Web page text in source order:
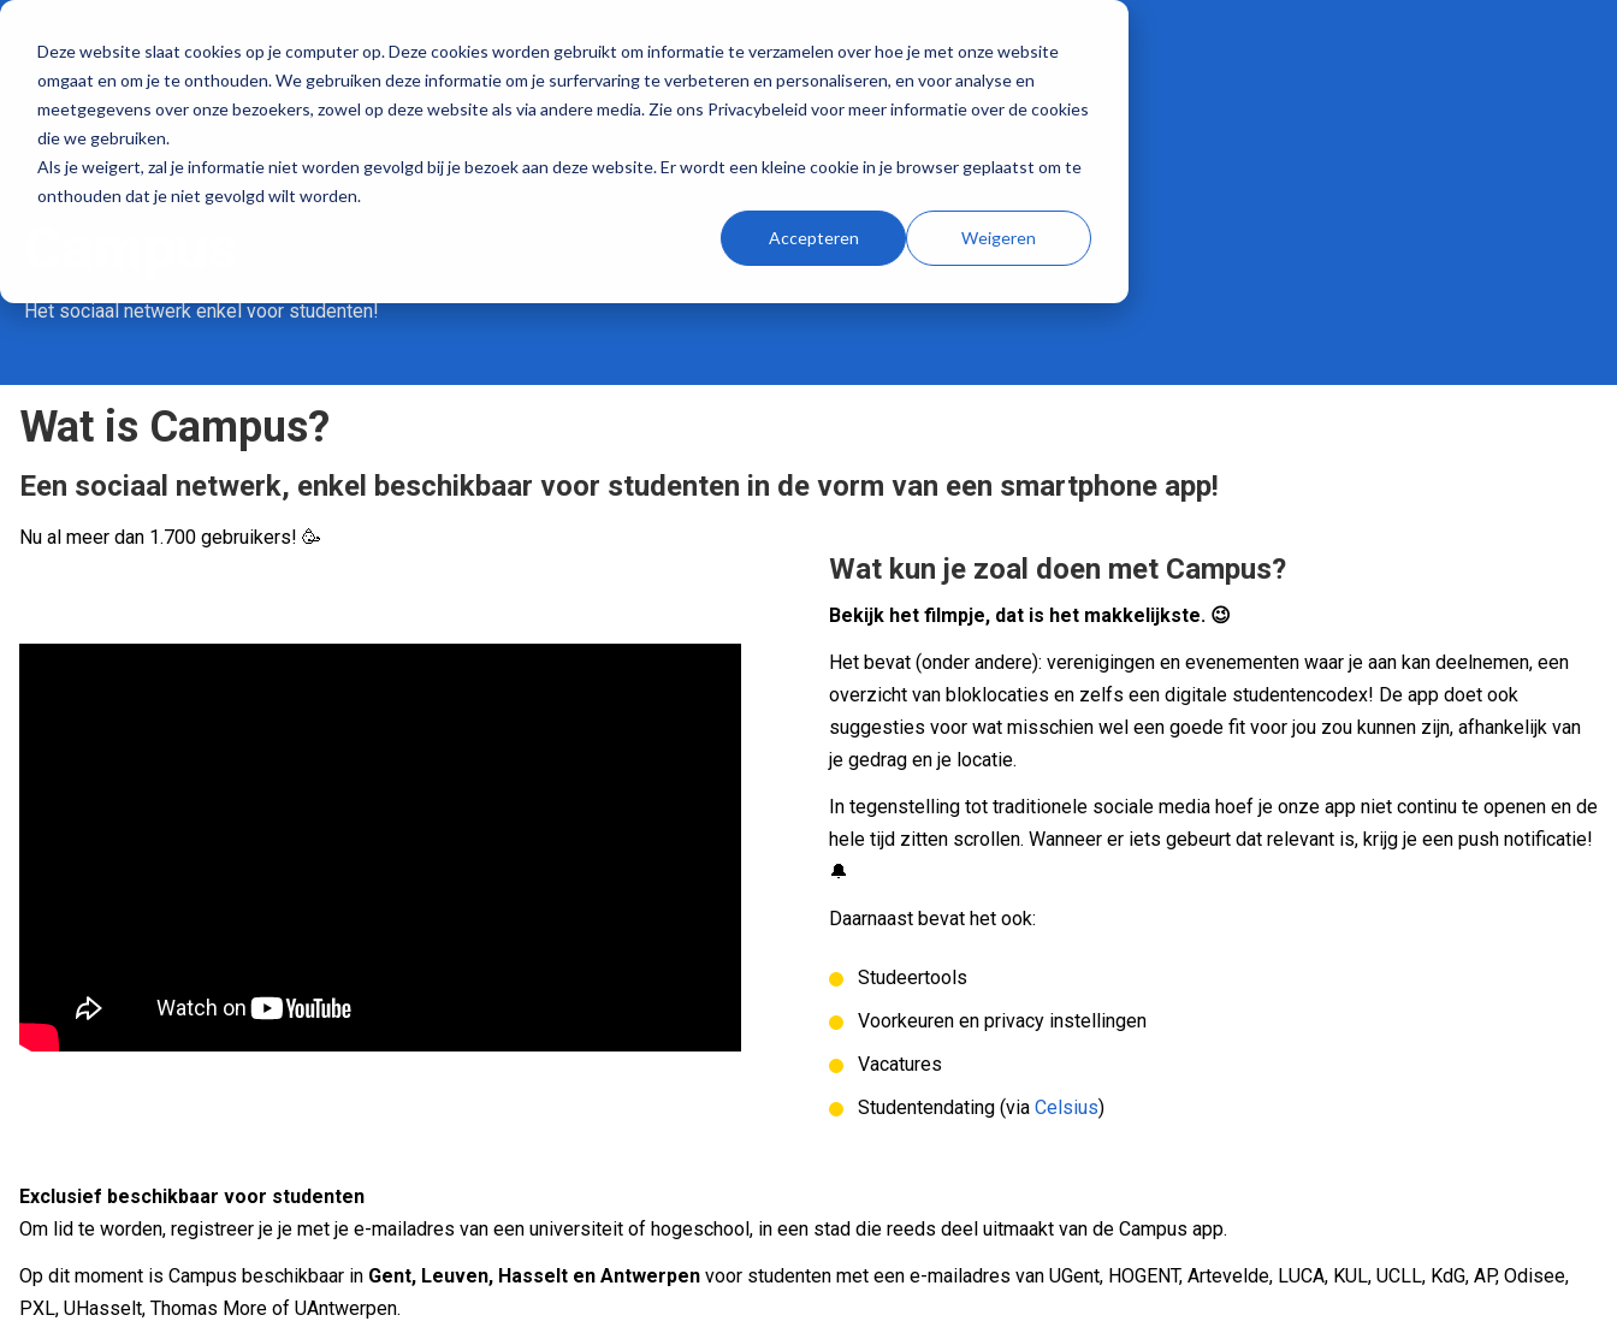
Deze website slaat cookies op je computer op. Deze cookies worden gebruikt om informatie te verzamelen over hoe je met onze website
omgaat en om je te onthouden. We gebruiken deze informatie om je surfervaring te verbeteren en personaliseren, en voor analyse en
meetgegevens over onze bezoekers, zowel op deze website als via andere media. Zie ons Privacybeleid voor meer informatie over de cookies
die we gebruiken.
Als je weigert, zal je informatie niet worden gevolgd bij je bezoek aan deze website. Er wordt een kleine cookie in je browser geplaatst om te
onthouden dat je niet gevolgd wilt worden.
Accepteren Weigeren
Het sociaal netwerk enkel voor studenten!
Wat is Campus?
Een sociaal netwerk, enkel beschikbaar voor studenten in de vorm van een smartphone app!
Nu al meer dan 1.700 gebruikers! 🥳
Wat kun je zoal doen met Campus?
Bekijk het filmpje, dat is het makkelijkste. 😉
Het bevat (onder andere): verenigingen en evenementen waar je aan kan deelnemen, een
overzicht van bloklocaties en zelfs een digitale studentencodex! De app doet ook
suggesties voor wat misschien wel een goede fit voor jou zou kunnen zijn, afhankelijk van
je gedrag en je locatie.
In tegenstelling tot traditionele sociale media hoef je onze app niet continu te openen en de
hele tijd zitten scrollen. Wanneer er iets gebeurt dat relevant is, krijg je een push notificatie!
🔔
Daarnaast bevat het ook:
Studeertools
Voorkeuren en privacy instellingen
Vacatures
Studentendating (via Celsius)
Exclusief beschikbaar voor studenten
Om lid te worden, registreer je je met je e-mailadres van een universiteit of hogeschool, in een stad die reeds deel uitmaakt van de Campus app.
Op dit moment is Campus beschikbaar in Gent, Leuven, Hasselt en Antwerpen voor studenten met een e-mailadres van UGent, HOGENT, Artevelde, LUCA, KUL, UCLL, KdG, AP, Odisee,
PXL, UHasselt, Thomas More of UAntwerpen.